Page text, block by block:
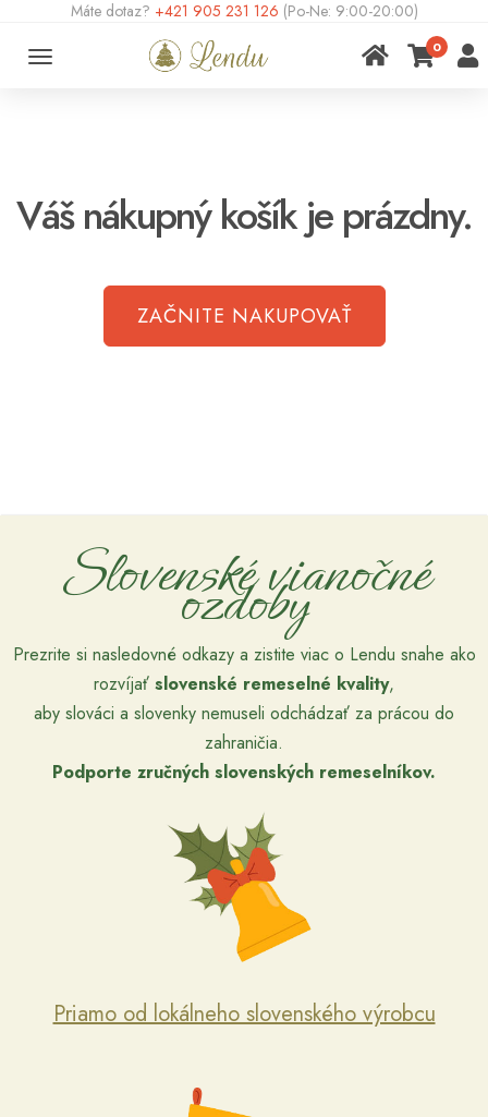
Máte dotaz? +421 905 231 126 (Po-Ne: 9:00-20:00)
Toggle
0
Váš nákupný košík je prázdny.
ZAČNITE NAKUPOVAŤ
Slovenské vianočné
ozdoby
Prezrite si nasledovné odkazy a zistite viac o Lendu snahe ako
rozvíjať slovenské remeselné kvality,
aby slováci a slovenky nemuseli odchádzať za prácou do
zahraničia.
Podporte zručných slovenských remeselníkov.
Priamo od lokálneho slovenského výrobcu